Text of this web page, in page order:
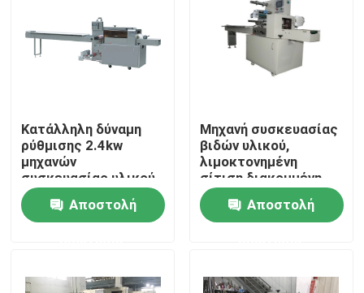
Σπίτι
Περίπου εμείς
Κατάλληλη δύναμη
ρύθμισης 2.4kw
μηχανών
συσκευασίας υλικού
υψηλής
αποδοτικότητας
Αποστολή
Μηχανή συσκευασίας
βιδών υλικού,
λιμοκτονημένη
σίτιση διακομμένη
οριζόντια μηχανή
πακέτων ροής
Αποστολή